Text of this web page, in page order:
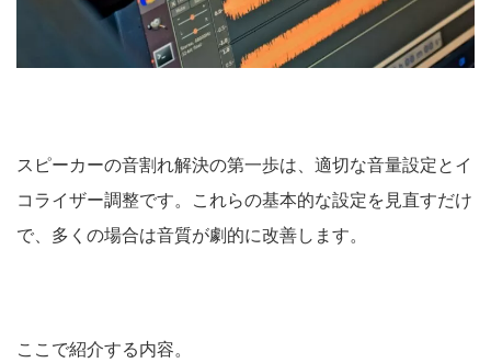
スピーカーの音割れ解決の第一歩は、適切な音量設定とイ
コライザー調整です。これらの基本的な設定を見直すだけ
で、多くの場合は音質が劇的に改善します。
ここで紹介する内容。